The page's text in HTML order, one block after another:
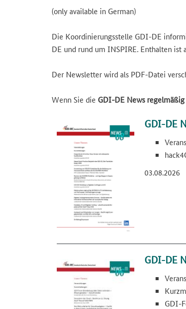
(only available in German)
Die Koordinierungsstelle GDI-DE
DE und rund um INSPIRE. Enthalten ist
Der Newsletter wird als PDF-Datei
Wenn Sie die GDI-DE News
GDI-DE
03.08.2026
GDI-DE
GDI-